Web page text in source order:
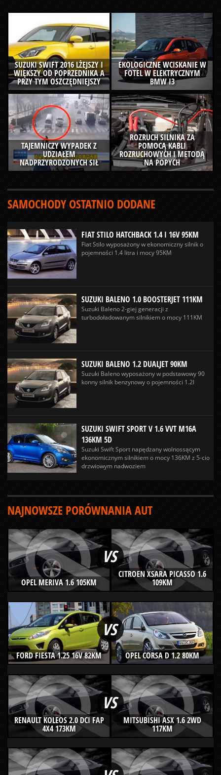
SUZUKI SWIFT 2016 LŻEJSZY I
WIĘKSZY OD POPRZEDNIKA A
PRZY TYM OSZCZĘDNIEJSZY
EKOLOGICZNE WCISKANIE W
FOTEL W ELEKTRYCZNYM
BMW I3
TAJEMNICZY WYPADEK Z
UDZIAŁEM
NADPRZYRODZONYCH SIŁ
ROZRUCH SILNIKA ZA
POMOCĄ KABLI
ROZRUCHOWYCH I METODĄ
NA POPYCH
SAMOCHODY OSTATNIO DODANE
FIAT STILO HATCHBACK 1.4 I 16V 95KM
Fiat Stilo wyposażony w ekonomiczny silnik o
pojemności 1.4 litra i mocy 95KM
SUZUKI BALENO 1.0 BOOSTERJET 111KM
Suzuki Baleno 2-giej generacji z
turbodoładowanym silnikiem o mocy 111KM
SUZUKI BALENO 1.2 DUALJET 90KM
Suzuki Baleno wyposażony w podstawowy 90
konny silnik benzynowy o pojemności 1.2l
SUZUKI SWIFT SPORT V 1.6 VVT M16A
136KM 5D
Suzuki Swift Sport napędzany wolnossącym
ekonomicznym silnikiem o mocy 136KM z 5-cio
drzwiowym nadwoziem
NAJNOWSZE PORÓWNANIA AUT
OPEL MERIVA 1.6 105KM
CITROEN XSARA PICASSO 1.6
109KM
VS
FORD FIESTA 1.25 16V 82KM OPEL CORSA D 1.2 80KM
VS
RENAULT KOLEOS 2.0 DCI FAP
4X4 173KM
MITSUBISHI ASX 1.6 2WD
117KM
VS